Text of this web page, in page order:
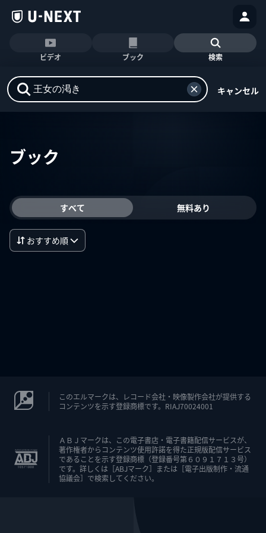
ビデオ ブック 検索
キャンセル
ブック
すべて 無料あり
おすすめ順
このエルマークは、レコード会社・映像製作会社が提供する
コンテンツを示す登録商標です。RIAJ70024001
ＡＢＪマークは、この電子書店・電子書籍配信サービスが、
著作権者からコンテンツ使用許諾を得た正規版配信サービス
であることを示す登録商標（登録番号第６０９１７１３号）
です。詳しくは［ABJマーク］または［電子出版制作・流通
協議会］で検索してください。